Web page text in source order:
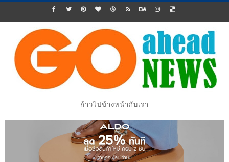
ก้าวไปข้างหน้ากับเรา